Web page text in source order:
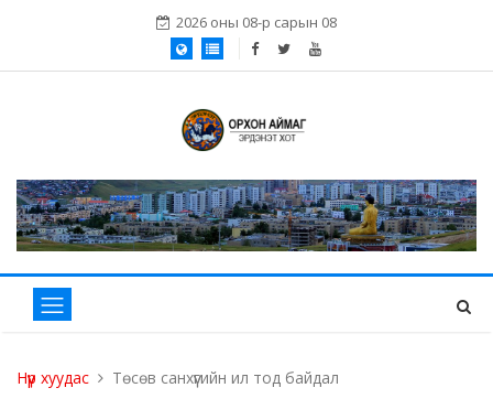
2026 оны 08-р сарын 08
Нүүр хуудас Төсөв санхүүгийн ил тод байдал